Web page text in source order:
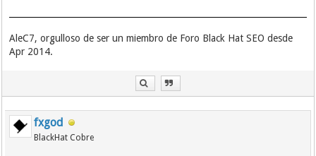
AleC7, orgulloso de ser un miembro de Foro Black Hat SEO desde
Apr 2014.
fxgod
BlackHat Cobre